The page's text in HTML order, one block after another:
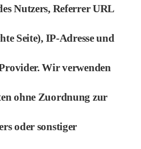
Nutzers, Referrer URL
Seite), IP-Adresse und
Wir verwenden
ohne Zuordnung zur
oder sonstiger